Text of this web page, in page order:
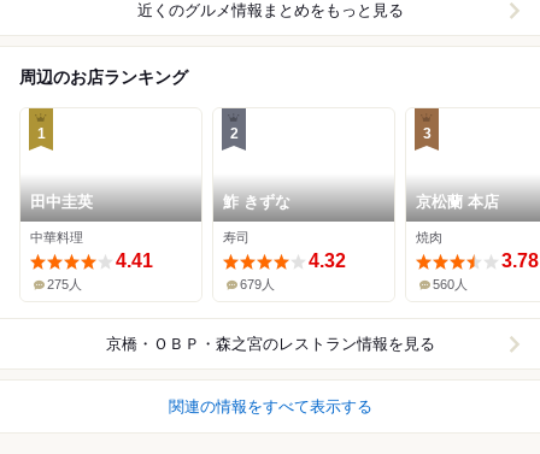
近くのグルメ情報まとめをもっと見る
周辺のお店ランキング
1
田中圭英
中華料理
4.41
275人
2
鮓 きずな
寿司
4.32
679人
3
京松蘭 本店
焼肉
3.78
560人
京橋・ＯＢＰ・森之宮のレストラン情報を見る
関連の情報をすべて表示する